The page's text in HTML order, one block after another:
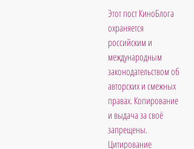
Этот пост КиноБлога
охраняется
российским и
международным
законодательством об
авторских и смежных
правах. Копирование
и выдача за своё
запрещены.
Цитирование